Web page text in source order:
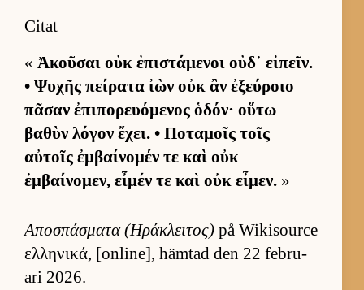
Citat
« Ἀκοῦσαι οὐκ ἐπιστάμενοι οὐδ᾽ εἰπεῖν.
• Ψυχῆς πείρατα ἰὼν οὐκ ἂν ἐξεύροιο
πᾶσαν ἐπιπορευόμενος ὁδόν· οὕτω
βαθὺν λόγον ἔχει. • Ποταμοῖς τοῖς
αὐτοῖς ἐμβαίνομέν τε καὶ οὐκ
ἐμβαίνομεν, εἶμέν τε καὶ οὐκ εἶμεν. »
Αποσπάσματα (Ηράκλειτος) på Wiki­source
ελληνικά, [on­li­ne], häm­tad den 22 feb­ru­
ari 2026.